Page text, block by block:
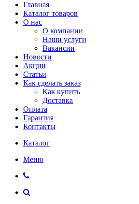
Главная
Каталог товаров
О нас
О компании
Наши услуги
Вакансии
Новости
Акции
Статьи
Как сделать заказ
Как купить
Доставка
Оплата
Гарантия
Контакты
Каталог
Меню